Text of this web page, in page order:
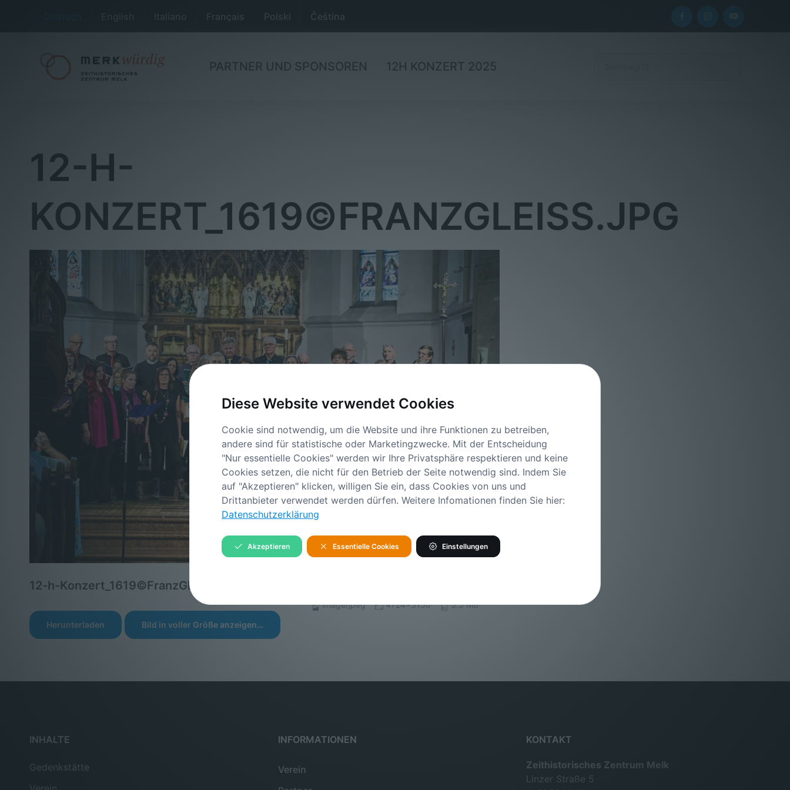
Français Polski Čeština
PARTNER UND SPONSOREN 12H KONZERT 2025
12-H-
KONZERT_1619©FRANZGLEISS.JPG
12-h-Konzert_1619©FranzGleiß.jpg
image/jpeg 4724x3150 3.5 MB
Herunterladen Bild in voller Größe anzeigen…
INHALTE
Gedenkstätte
INFORMATIONEN
Verein
KONTAKT
Zeithistorisches Zentrum Melk
Linzer Straße 5
Diese Website verwendet Cookies
Cookie sind notwendig, um die Website und ihre Funktionen zu betreiben,
andere sind für statistische oder Marketingzwecke. Mit der Entscheidung
"Nur essentielle Cookies" werden wir Ihre Privatsphäre respektieren und keine
Cookies setzen, die nicht für den Betrieb der Seite notwendig sind. Indem Sie
auf "Akzeptieren" klicken, willigen Sie ein, dass Cookies von uns und
Drittanbieter verwendet werden dürfen. Weitere Infomationen finden Sie hier:
Datenschutzerklärung
Akzeptieren Essentielle Cookies Einstellungen